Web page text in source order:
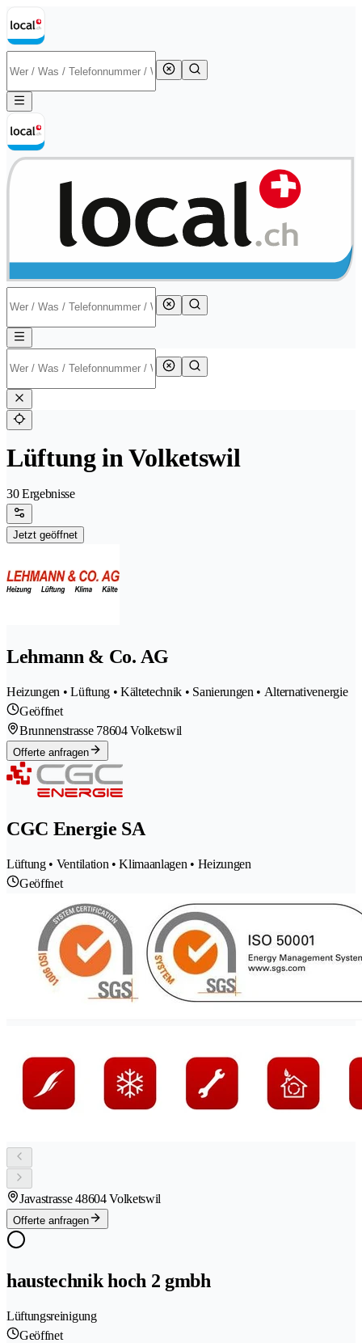
Lüftung in Volketswil
30 Ergebnisse
Jetzt geöffnet
Lehmann & Co. AG
Heizungen • Lüftung • Kältetechnik • Sanierungen • Alternativenergie
Geöffnet
Brunnenstrasse 78604 Volketswil
Offerte anfragen
CGC Energie SA
Lüftung • Ventilation • Klimaanlagen • Heizungen
Geöffnet
Javastrasse 48604 Volketswil
Offerte anfragen
haustechnik hoch 2 gmbh
Lüftungsreinigung
Geöffnet